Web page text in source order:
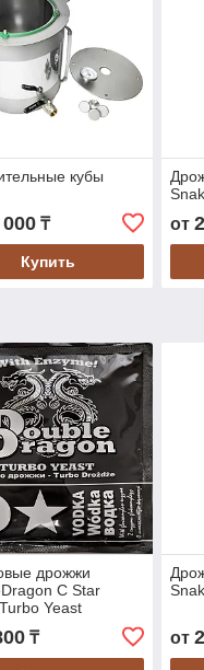
кубы
₸
Купить
от
дрожжи
C Star
Yeast
₸ от